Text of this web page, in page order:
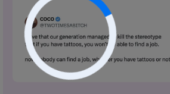
Ma propre
sélection
M'INSCRIRE